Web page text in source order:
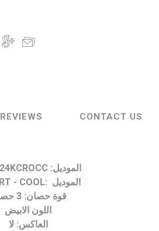
REVIEWS CONTACT US
HSU-24KCROCC :الموديل
SMART - COOL: الموديل
قوة حصان: 3 حصان
اللون الابيض
العاكس: لا